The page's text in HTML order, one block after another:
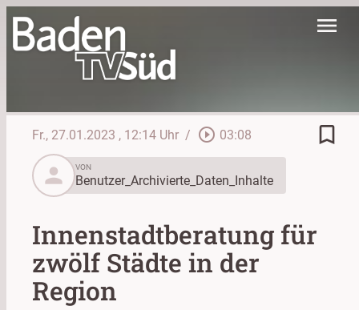
menu
Fr., 27.01.2023 , 12:14 Uhr / play_circle_outline 03:08
bookmark_border
person
VON
Benutzer_Archivierte_Daten_Inhalte
Innenstadtberatung für
zwölf Städte in der
Region